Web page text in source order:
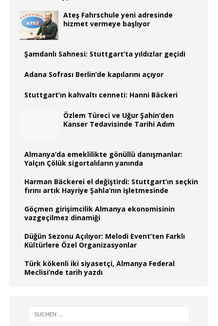
Ateş Fahrschule yeni adresinde
hizmet vermeye başlıyor
Şamdanlı Sahnesi: Stuttgart’ta yıldızlar geçidi
Adana Sofrası Berlin’de kapılarını açıyor
Stuttgart’ın kahvaltı cenneti: Hanni Bäckeri
Özlem Türeci ve Uğur Şahin’den
Kanser Tedavisinde Tarihi Adım
Almanya‘da emeklilikte gönüllü danışmanlar:
Yalçın Çölük sigortalıların yanında
Harman Bäckerei el değiştirdi: Stuttgart’ın seçkin
fırını artık Hayriye Şahla’nın işletmesinde
Göçmen girişimcilik Almanya ekonomisinin
vazgeçilmez dinamiği
Düğün Sezonu Açılıyor: Melodi Event’ten Farklı
Kültürlere Özel Organizasyonlar
Türk kökenli iki siyasetçi, Almanya Federal
Meclisi’nde tarih yazdı